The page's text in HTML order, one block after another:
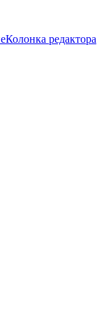
Колонка редактора